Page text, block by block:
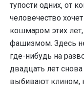
тупости одних, от
человечество
кошмаром этих
фашизмом. Здесь
где-нибудь на
двадцать лет
выбивают клином,